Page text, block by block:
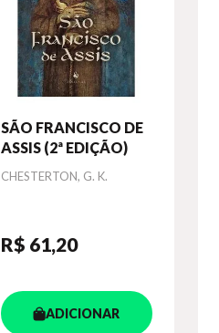
SÃO FRANCISCO DE
ASSIS (2ª EDIÇÃO)
Autor
CHESTERTON, G. K.
R$ 61,20
ADICIONAR